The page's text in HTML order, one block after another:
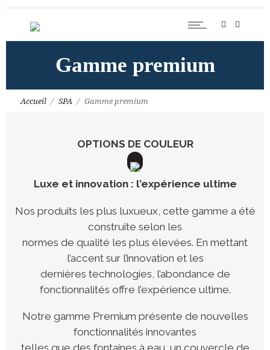
Gamme premium
Accueil SPA Gamme premium
OPTIONS DE COULEUR
Luxe et innovation : l’expérience ultime
Nos produits les plus luxueux, cette gamme a été
construite selon les
normes de qualité les plus élevées. En mettant
l’accent sur l’innovation et les
dernières technologies, l’abondance de
fonctionnalités offre l’expérience ultime.
Notre gamme Premium présente de nouvelles
fonctionnalités innovantes